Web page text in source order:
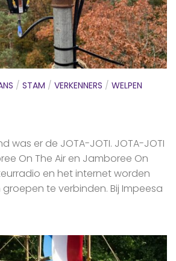
/ STAM / VERKENNERS / WELPEN
was er de JOTA-JOTI. JOTA-JOTI
On The Air en Jamboree On
en het internet worden
te verbinden. Bij Impeesa